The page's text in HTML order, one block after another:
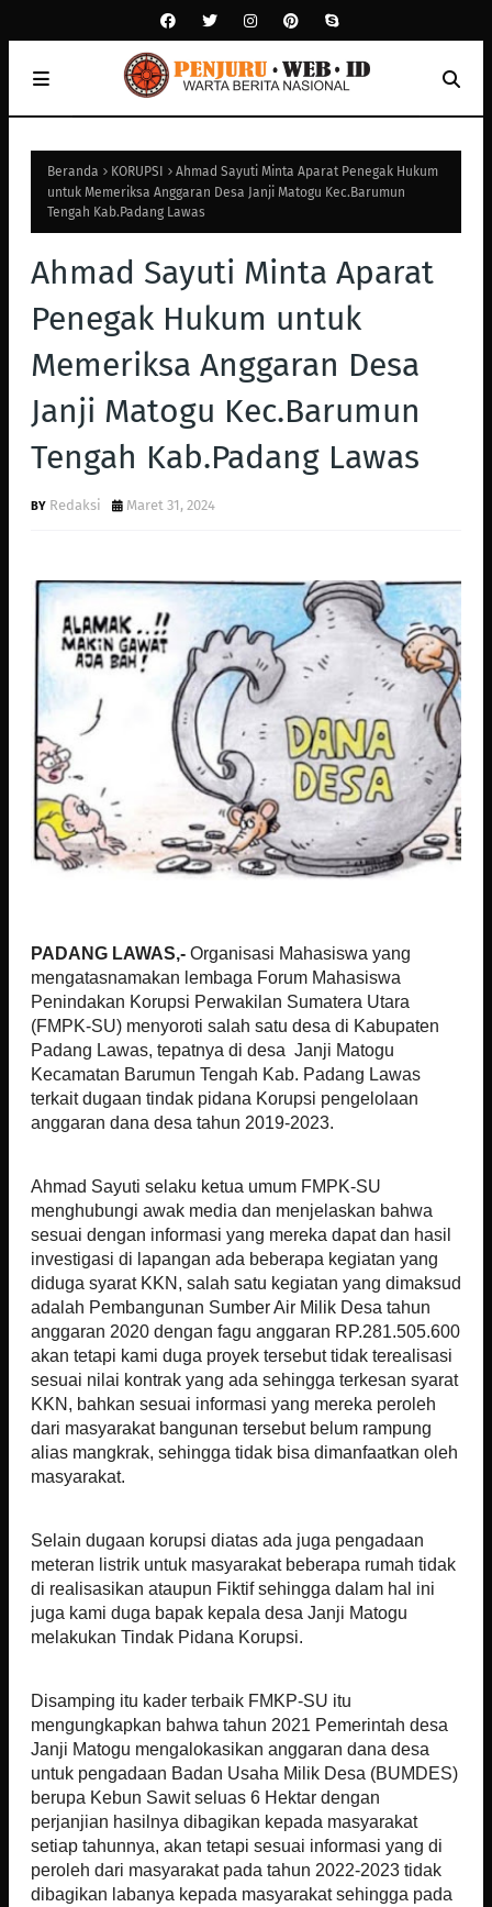
Beranda KORUPSI
Ahmad Sayuti Minta Aparat Penegak Hukum
untuk Memeriksa Anggaran Desa Janji Matogu Kec.Barumun
Tengah Kab.Padang Lawas
Ahmad Sayuti Minta Aparat
Penegak Hukum untuk
Memeriksa Anggaran Desa
Janji Matogu Kec.Barumun
Tengah Kab.Padang Lawas
Redaksi Maret 31, 2024
PADANG LAWAS,- Organisasi Mahasiswa yang
mengatasnamakan lembaga Forum Mahasiswa
Penindakan Korupsi Perwakilan Sumatera Utara
(FMPK-SU) menyoroti salah satu desa di Kabupaten
Padang Lawas, tepatnya di desa Janji Matogu
Kecamatan Barumun Tengah Kab. Padang Lawas
terkait dugaan tindak pidana Korupsi pengelolaan
anggaran dana desa tahun 2019-2023.
Ahmad Sayuti selaku ketua umum FMPK-SU
menghubungi awak media dan menjelaskan bahwa
sesuai dengan informasi yang mereka dapat dan hasil
investigasi di lapangan ada beberapa kegiatan yang
diduga syarat KKN, salah satu kegiatan yang dimaksud
adalah Pembangunan Sumber Air Milik Desa tahun
anggaran 2020 dengan fagu anggaran RP.281.505.600
akan tetapi kami duga proyek tersebut tidak terealisasi
sesuai nilai kontrak yang ada sehingga terkesan syarat
KKN, bahkan sesuai informasi yang mereka peroleh
dari masyarakat bangunan tersebut belum rampung
alias mangkrak, sehingga tidak bisa dimanfaatkan oleh
masyarakat.
Selain dugaan korupsi diatas ada juga pengadaan
meteran listrik untuk masyarakat beberapa rumah tidak
di realisasikan ataupun Fiktif sehingga dalam hal ini
juga kami duga bapak kepala desa Janji Matogu
melakukan Tindak Pidana Korupsi.
Disamping itu kader terbaik FMKP-SU itu
mengungkapkan bahwa tahun 2021 Pemerintah desa
Janji Matogu mengalokasikan anggaran dana desa
untuk pengadaan Badan Usaha Milik Desa (BUMDES)
berupa Kebun Sawit seluas 6 Hektar dengan
perjanjian hasilnya dibagikan kepada masyarakat
setiap tahunnya, akan tetapi sesuai informasi yang di
peroleh dari masyarakat pada tahun 2022-2023 tidak
dibagikan labanya kepada masyarakat sehingga pada